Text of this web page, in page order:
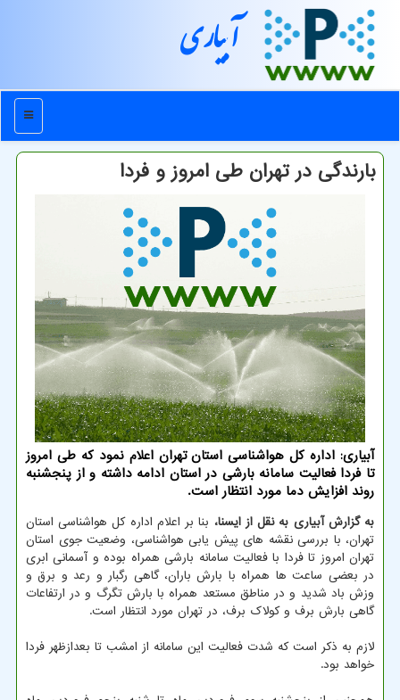
آبیاری
منو
بارندگی در تهران طی امروز و فردا
آبیاری: اداره کل هواشناسی استان تهران اعلام نمود که طی امروز
تا فردا فعالیت سامانه بارشی در استان ادامه داشته و از پنجشنبه
روند افزایش دما مورد انتظار است.
به گزارش آبیاری به نقل از ایسنا، بنا بر اعلام اداره کل هواشناسی استان
تهران، با بررسی نقشه های پیش یابی هواشناسی، وضعیت جوی استان
تهران امروز تا فردا با فعالیت سامانه بارشی همراه بوده و آسمانی ابری
در بعضی ساعت ها همراه با بارش باران، گاهی رگبار و رعد و برق و
وزش باد شدید و در مناطق مستعد همراه با بارش تگرگ و در ارتفاعات
گاهی بارش برف و کولاک برف، در تهران مورد انتظار است.
لازم به ذکر است که شدت فعالیت این سامانه از امشب تا بعدازظهر فردا
خواهد بود.